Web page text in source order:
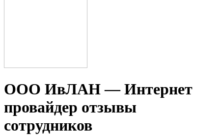
ООО ИвЛАН — Интернет
провайдер отзывы
сотрудников